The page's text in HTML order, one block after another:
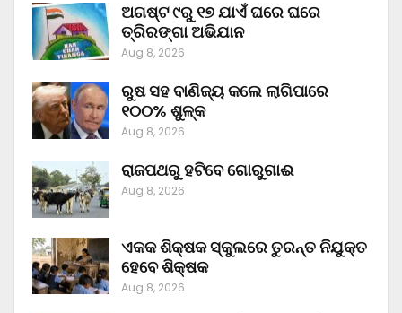
ଅଗଷ୍ଟ ୯ରୁ ୧୭ ଯାଏଁ ଘରେ ଘରେ
ତ୍ରିରଙ୍ଗା ଅଭିଯାନ
Aug 8, 2026
ରୁଷ ସହ ବାଣିଜ୍ୟ କଲେ ଲାଗିପାରେ
୧୦୦% ଶୁଳ୍କ
Aug 8, 2026
ରାଜପଥରୁ ହଟିବେ ଗୋରୁଗାଈ
Aug 8, 2026
ଏକକ ଶିକ୍ଷକ ସ୍କୁଲରେ ତୁରନ୍ତ ନିଯୁକ୍ତ
ହେବେ ଶିକ୍ଷକ
Aug 8, 2026